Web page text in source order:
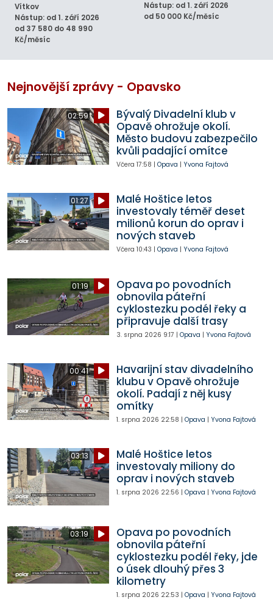
Vítkov
Nástup: od 1. září 2026
od 37 580 do 48 990
Kč/měsíc
Nástup: od 1. září 2026
od 50 000 Kč/měsíc
Nejnovější zprávy - Opavsko
02:59
Bývalý Divadelní klub v
Opavě ohrožuje okolí.
Město budovu zabezpečilo
kvůli padající omítce
Včera 17:58 | Opava | Yvona Fajtová
01:27
Malé Hoštice letos
investovaly téměř deset
milionů korun do oprav i
nových staveb
Včera 10:43 | Opava | Yvona Fajtová
01:19
Opava po povodních
obnovila páteřní
cyklostezku podél řeky a
připravuje další trasy
3. srpna 2026 9:17 | Opava | Yvona Fajtová
00:41
Havarijní stav divadelního
klubu v Opavě ohrožuje
okolí. Padají z něj kusy
omítky
1. srpna 2026 22:58 | Opava | Yvona Fajtová
03:13
Malé Hoštice letos
investovaly miliony do
oprav i nových staveb
1. srpna 2026 22:56 | Opava | Yvona Fajtová
03:19
Opava po povodních
obnovila páteřní
cyklostezku podél řeky, jde
o úsek dlouhý přes 3
kilometry
1. srpna 2026 22:53 | Opava | Yvona Fajtová